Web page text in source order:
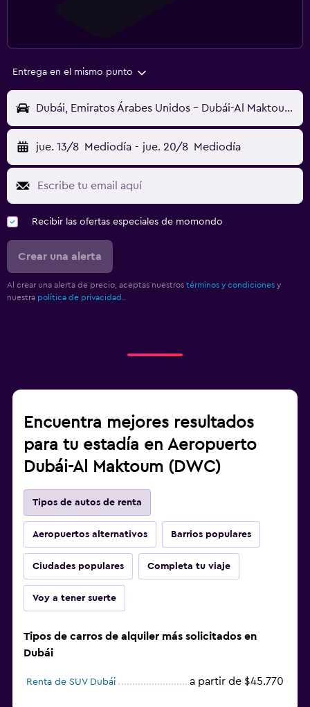
Entrega en el mismo punto
Dubái, Emiratos Árabes Unidos - Dubái-Al Maktoum (DWC)
jue. 13/8 Mediodía - jue. 20/8 Mediodía
Recibir las ofertas especiales de momondo
Crear una alerta
Al crear una alerta de precio, aceptas nuestros términos y condiciones y
nuestra política de privacidad..
Encuentra mejores resultados
para tu estadía en Aeropuerto
Dubái-Al Maktoum (DWC)
Tipos de autos de renta
Aeropuertos alternativos Barrios populares
Ciudades populares Completa tu viaje
Voy a tener suerte
Tipos de carros de alquiler más solicitados en
Dubái
Renta de SUV Dubái a partir de $45.770